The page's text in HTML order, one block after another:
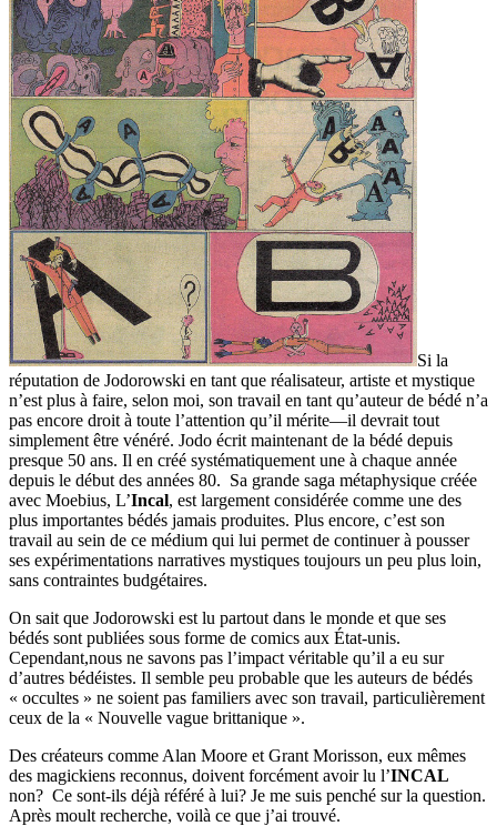
Si la
réputation de Jodorowski en tant que réalisateur, artiste et mystique
n’est plus à faire, selon moi, son travail en tant qu’auteur de bédé n’a
pas encore droit à toute l’attention qu’il mérite—il devrait tout
simplement être vénéré. Jodo écrit maintenant de la bédé depuis
presque 50 ans. Il en créé systématiquement une à chaque année
depuis le début des années 80. Sa grande saga métaphysique créée
avec Moebius, L’Incal, est largement considérée comme une des
plus importantes bédés jamais produites. Plus encore, c’est son
travail au sein de ce médium qui lui permet de continuer à pousser
ses expérimentations narratives mystiques toujours un peu plus loin,
sans contraintes budgétaires.
On sait que Jodorowski est lu partout dans le monde et que ses
bédés sont publiées sous forme de comics aux État-unis.
Cependant,nous ne savons pas l’impact véritable qu’il a eu sur
d’autres bédéistes. Il semble peu probable que les auteurs de bédés
« occultes » ne soient pas familiers avec son travail, particulièrement
ceux de la « Nouvelle vague brittanique ».
Des créateurs comme Alan Moore et Grant Morisson, eux mêmes
des magickiens reconnus, doivent forcément avoir lu l’INCAL
non? Ce sont-ils déjà référé à lui? Je me suis penché sur la question.
Après moult recherche, voilà ce que j’ai trouvé.